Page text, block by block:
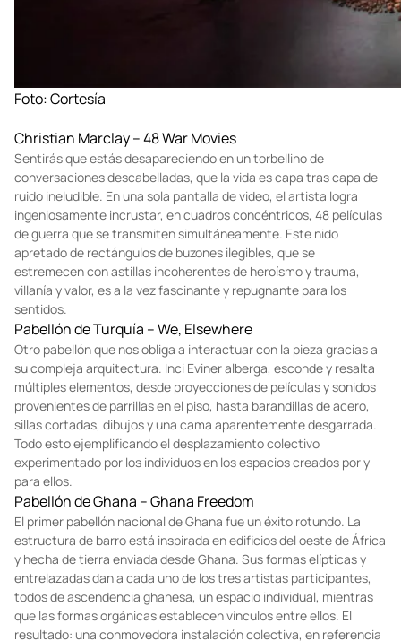
Foto: Cortesía
Christian Marclay – 48 War Movies
Sentirás que estás desapareciendo en un torbellino de
conversaciones descabelladas, que la vida es capa tras capa de
ruido ineludible. En una sola pantalla de video, el artista logra
ingeniosamente incrustar, en cuadros concéntricos, 48 películas
de guerra que se transmiten simultáneamente. Este nido
apretado de rectángulos de buzones ilegibles, que se
estremecen con astillas incoherentes de heroísmo y trauma,
villanía y valor, es a la vez fascinante y repugnante para los
sentidos.
Pabellón de Turquía – We, Elsewhere
Otro pabellón que nos obliga a interactuar con la pieza gracias a
su compleja arquitectura. Inci Eviner alberga, esconde y resalta
múltiples elementos, desde proyecciones de películas y sonidos
provenientes de parrillas en el piso, hasta barandillas de acero,
sillas cortadas, dibujos y una cama aparentemente desgarrada.
Todo esto ejemplificando el desplazamiento colectivo
experimentado por los individuos en los espacios creados por y
para ellos.
Pabellón de Ghana – Ghana Freedom
El primer pabellón nacional de Ghana fue un éxito rotundo. La
estructura de barro está inspirada en edificios del oeste de África
y hecha de tierra enviada desde Ghana. Sus formas elípticas y
entrelazadas dan a cada uno de los tres artistas participantes,
todos de ascendencia ghanesa, un espacio individual, mientras
que las formas orgánicas establecen vínculos entre ellos. El
resultado: una conmovedora instalación colectiva, en referencia